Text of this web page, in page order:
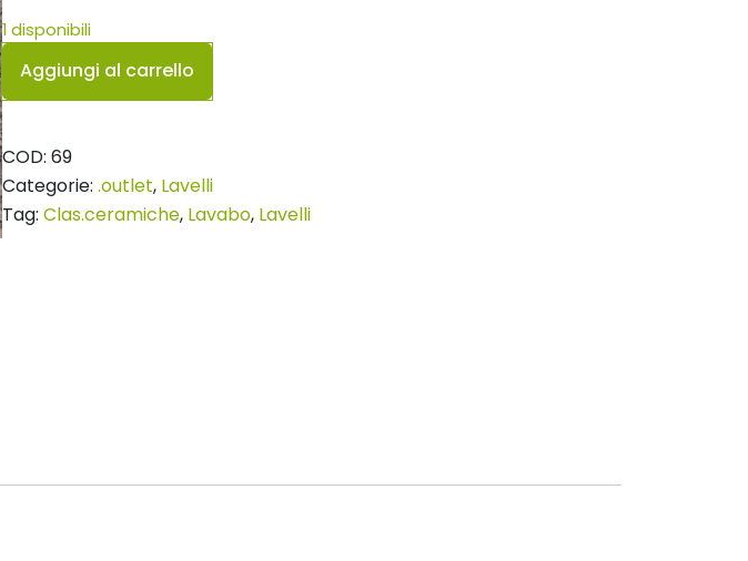
1 disponibili
Lavabo
rettangolare
quantità
Aggiungi al carrello
COD: 69
Categorie: .outlet, Lavelli
Tag: Clas.ceramiche, Lavabo, Lavelli